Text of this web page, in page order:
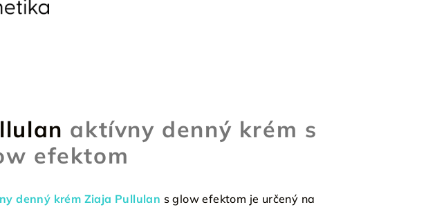
aktívny denný krém s
efektom
denný krém Ziaja Pullulan s glow efektom je určený na